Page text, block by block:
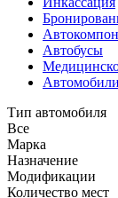
Автобусы
Тип автомобиля
Все
Марка
Назначение
Модификации
Количество мест